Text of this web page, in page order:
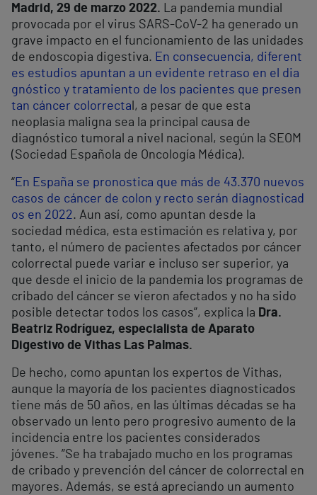
Madrid, 29 de marzo 2022. La pandemia mundial
provocada por el virus SARS-CoV-2 ha generado un
grave impacto en el funcionamiento de las unidades
de endoscopia digestiva. En consecuencia, diferent
es estudios apuntan a un evidente retraso en el dia
gnóstico y tratamiento de los pacientes que presen
tan cáncer colorrecta l, a pesar de que esta
neoplasia maligna sea la principal causa de
diagnóstico tumoral a nivel nacional, según la SEOM
(Sociedad Española de Oncología Médica).
“En España se pronostica que más de 43.370 nuevos
casos de cáncer de colon y recto serán diagnosticad
os en 2022. Aun así, como apuntan desde la
sociedad médica, esta estimación es relativa y, por
tanto, el número de pacientes afectados por cáncer
colorrectal puede variar e incluso ser superior, ya
que desde el inicio de la pandemia los programas de
cribado del cáncer se vieron afectados y no ha sido
posible detectar todos los casos”, explica la Dra.
Beatriz Rodríguez, especialista de Aparato
Digestivo de Vithas Las Palmas.
De hecho, como apuntan los expertos de Vithas,
aunque la mayoría de los pacientes diagnosticados
tiene más de 50 años, en las últimas décadas se ha
observado un lento pero progresivo aumento de la
incidencia entre los pacientes considerados
jóvenes. ”Se ha trabajado mucho en los programas
de cribado y prevención del cáncer de colorrectal en
mayores. Además, se está apreciando un aumento